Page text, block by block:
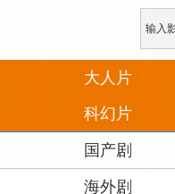
大人片
科幻片
国产剧
海外剧